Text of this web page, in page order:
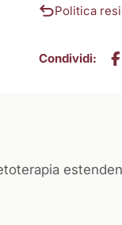
Politica resi
Condividi: